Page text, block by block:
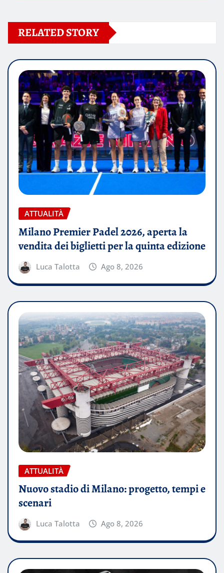
RELATED STORY
ATTUALITÀ
Milano Premier Padel 2026, aperta la
vendita dei biglietti per la quinta edizione
Luca Talotta Ago 8, 2026
ATTUALITÀ
Nuovo stadio di Milano: progetto, tempi e
scenari
Luca Talotta Ago 8, 2026